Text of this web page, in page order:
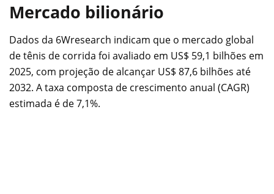
Mercado bilionário
Dados da 6Wresearch indicam que o mercado global
de tênis de corrida foi avaliado em US$ 59,1 bilhões em
2025, com projeção de alcançar US$ 87,6 bilhões até
2032. A taxa composta de crescimento anual (CAGR)
estimada é de 7,1%.